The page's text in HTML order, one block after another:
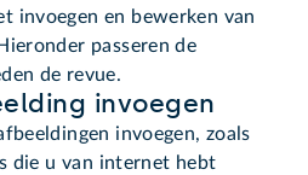
invoegen en bewerken van
passeren de
de revue.
invoegen
invoegen, zoals
die u van internet hebt